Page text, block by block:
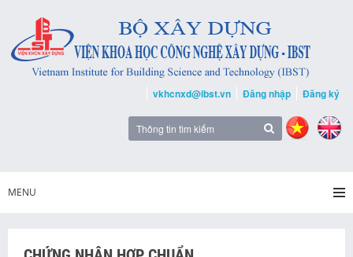
vkhcnxd@ibst.vn Đăng nhập Đăng ký
MENU